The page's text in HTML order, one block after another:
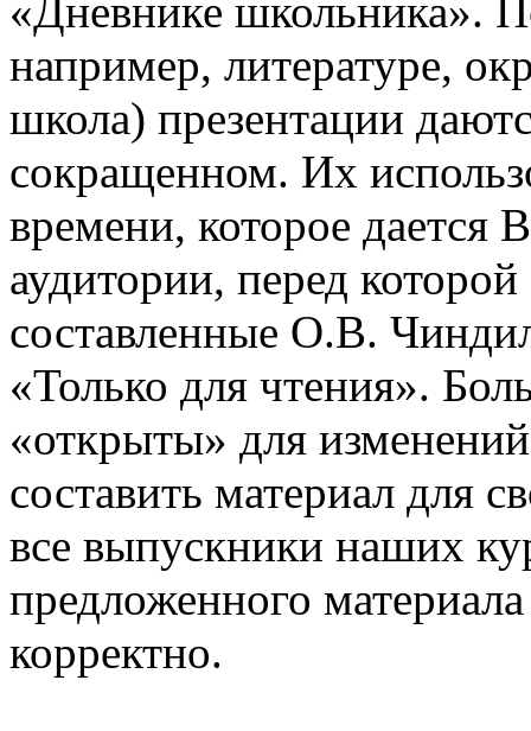
«Дневнике школьника».
например, литературе,
школа) презентации
сокращенном. Их
времени, которое дается
аудитории, перед
составленные О.В.
«Только для чтения».
«открыты» для
составить материал для
все выпускники наших
предложенного
корректно.